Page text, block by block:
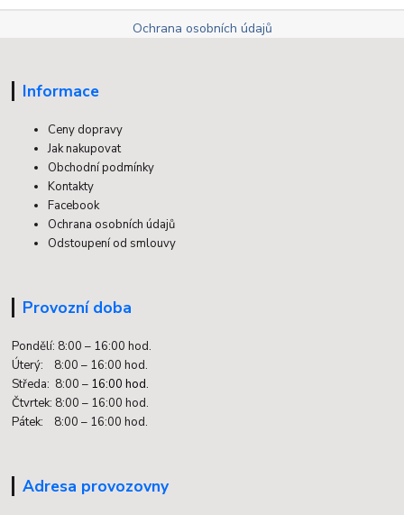
Ochrana osobních údajů
Informace
Ceny dopravy
Jak nakupovat
Obchodní podmínky
Kontakty
Facebook
Ochrana osobních údajů
Odstoupení od smlouvy
Provozní doba
Pondělí: 8:00 – 16:00 hod.
Úterý: 8:00 – 16:00 hod.
Středa: 8:00 – 16:00 hod.
Čtvrtek: 8:00 – 16:00 hod.
Pátek: 8:00 – 16:00 hod.
Adresa provozovny